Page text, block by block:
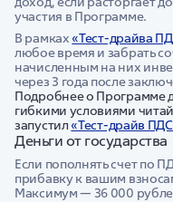
участия в Программе.
В рамках «Тест-драйва
любое время и забрать
начисленным на них
через 3 года после
Подробнее о Программе
гибкими условиями
запустил «Тест-драйв
Деньги от государства
Если пополнять счет по
прибавку к вашим
Максимум — 36 000